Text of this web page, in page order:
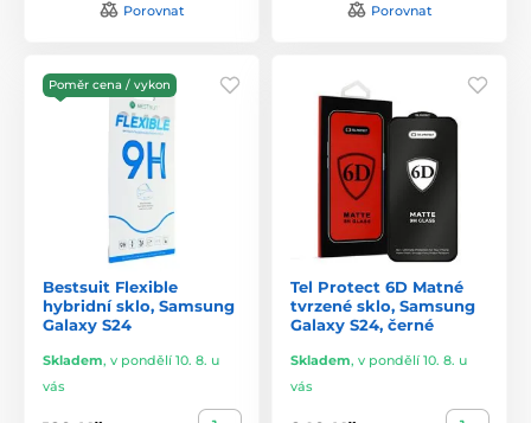
Porovnat Porovnat
Poměr cena / vykon
Bestsuit Flexible
hybridní sklo, Samsung
Galaxy S24
Skladem, v pondělí 10. 8. u
vás
Tel Protect 6D Matné
tvrzené sklo, Samsung
Galaxy S24, černé
Skladem, v pondělí 10. 8. u
vás